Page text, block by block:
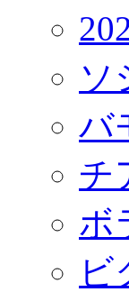
ソ
バ
チ
ボ
ビ